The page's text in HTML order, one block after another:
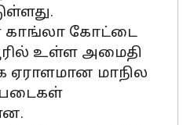
காங்லா கோட்டை
உள்ள அமைதி
ஏராளமான மாநில
படைகள்